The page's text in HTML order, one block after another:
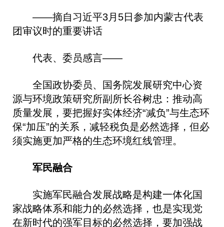
——摘自习近平3月5日参加内蒙古代表
团审议时的重要讲话
代表、委员感言——
全国政协委员、国务院发展研究中心资
源与环境政策研究所副所长谷树忠：推动高
质量发展，要把握好实体经济“减负”与生态环
保“加压”的关系，减轻税负是必然选择，但必
须实施更加严格的生态环境红线管理。
军民融合
实施军民融合发展战略是构建一体化国
家战略体系和能力的必然选择，也是实现党
在新时代的强军目标的必然选择，要加强战